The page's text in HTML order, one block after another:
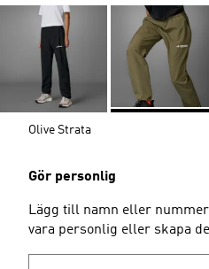
Olive Strata
Gör personlig
Lägg till namn eller
vara personlig eller skapa